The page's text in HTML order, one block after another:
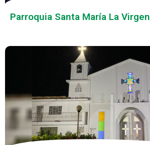
Parroquia Santa María La Virgen